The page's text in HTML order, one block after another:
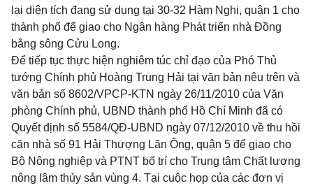
lại diện tích đang sử dụng tại 30-32 Hàm Nghi, quận 1 cho
thành phố để giao cho Ngân hàng Phát triển nhà Đồng
bằng sông Cửu Long.
Để tiếp tục thực hiện nghiêm túc chỉ đạo của Phó Thủ
tướng Chính phủ Hoàng Trung Hải tại văn bản nêu trên và
văn bản số 8602/VPCP-KTN ngày 26/11/2010 của Văn
phòng Chính phủ, UBND thành phố Hồ Chí Minh đã có
Quyết định số 5584/QĐ-UBND ngày 07/12/2010 về thu hồi
căn nhà số 91 Hải Thượng Lãn Ông, quận 5 để giao cho
Bộ Nông nghiệp và PTNT bố trí cho Trung tâm Chất lượng
nông lâm thủy sản vùng 4. Tại cuộc họp của các đơn vị